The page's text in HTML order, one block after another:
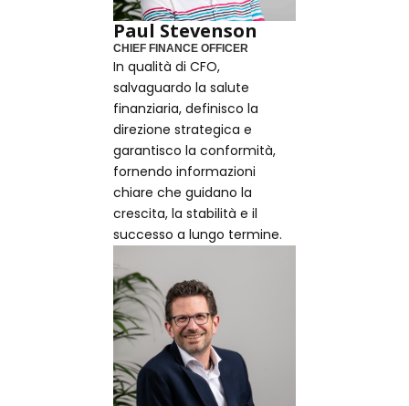
Paul Stevenson
CHIEF FINANCE OFFICER
In qualità di CFO,
salvaguardo la salute
finanziaria, definisco la
direzione strategica e
garantisco la conformità,
fornendo informazioni
chiare che guidano la
crescita, la stabilità e il
successo a lungo termine.